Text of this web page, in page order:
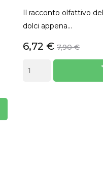
Il racconto olfattivo
dolci appena...
6,72 € 7,90 €